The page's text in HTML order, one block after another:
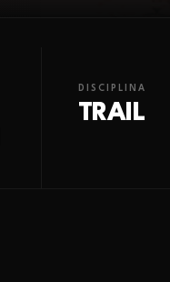
DISCIPLINA
TRAIL